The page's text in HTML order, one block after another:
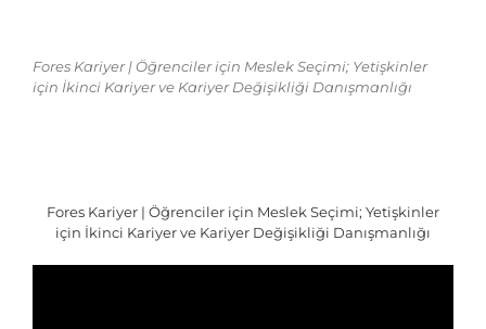
Fores Kariyer | Öğrenciler için Meslek Seçimi; Yetişkinler
için İkinci Kariyer ve Kariyer Değişikliği Danışmanlığı
Fores Kariyer | Öğrenciler için Meslek Seçimi; Yetişkinler
için İkinci Kariyer ve Kariyer Değişikliği Danışmanlığı